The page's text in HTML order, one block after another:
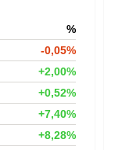
%
-0,05%
+2,00%
+0,52%
+7,40%
+8,28%